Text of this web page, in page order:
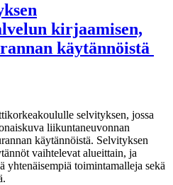
kirjaamisen,
käytännöistä
selvityksen, jossa
liikuntaneuvonnan
käytännöistä. Selvityksen
vaihtelevat alueittain, ja
yhtenäisempiä toimintamalleja sekä